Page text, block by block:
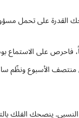
القدرة على تحمل
فاحرص على
منتصف الأسبوع ونظّم
ينصحك الفلك